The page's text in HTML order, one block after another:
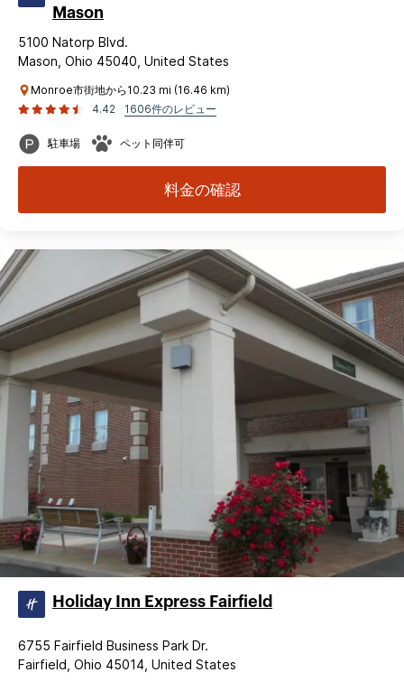
Mason
5100 Natorp Blvd.
Mason, Ohio 45040, United States
Monroe市街地から10.23 mi (16.46 km)
4.42
1606件のレビュー
駐車場 ペット同伴可
料金の確認
Holiday Inn Express Fairfield
6755 Fairfield Business Park Dr.
Fairfield, Ohio 45014, United States